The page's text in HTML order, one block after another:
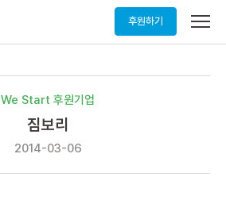
후원하기
메
열
We Start 후원기업
짐보리
2014-03-06